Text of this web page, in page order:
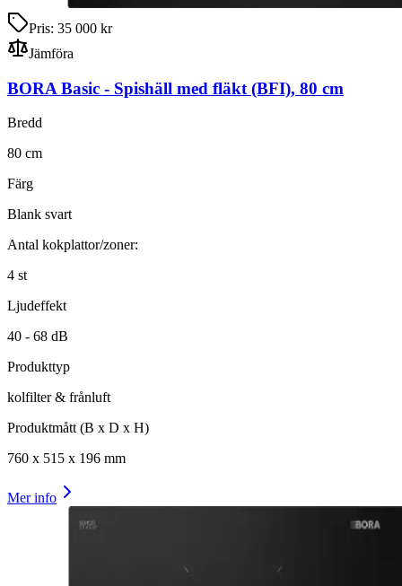
Pris: 35 000 kr
Jämföra
BORA Basic - Spishäll med fläkt (BFI), 80 cm
Bredd
80 cm
Färg
Blank svart
Antal kokplattor/zoner:
4 st
Ljudeffekt
40 - 68 dB
Produkttyp
kolfilter & frånluft
Produktmått (B x D x H)
760 x 515 x 196 mm
Mer info